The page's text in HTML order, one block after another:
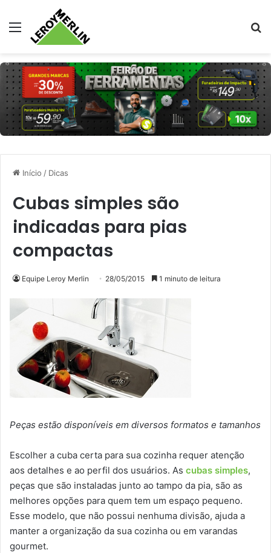
Menu
Início / Dicas
Cubas simples são
indicadas para pias
compactas
Equipe Leroy Merlin 28/05/2015 1 minuto de leitura
Peças estão disponíveis em diversos formatos e tamanhos
Escolher a cuba certa para sua cozinha requer atenção
aos detalhes e ao perfil dos usuários. As cubas simples,
peças que são instaladas junto ao tampo da pia, são as
melhores opções para quem tem um espaço pequeno.
Esse modelo, que não possui nenhuma divisão, ajuda a
manter a organização da sua cozinha ou em varandas
gourmet.